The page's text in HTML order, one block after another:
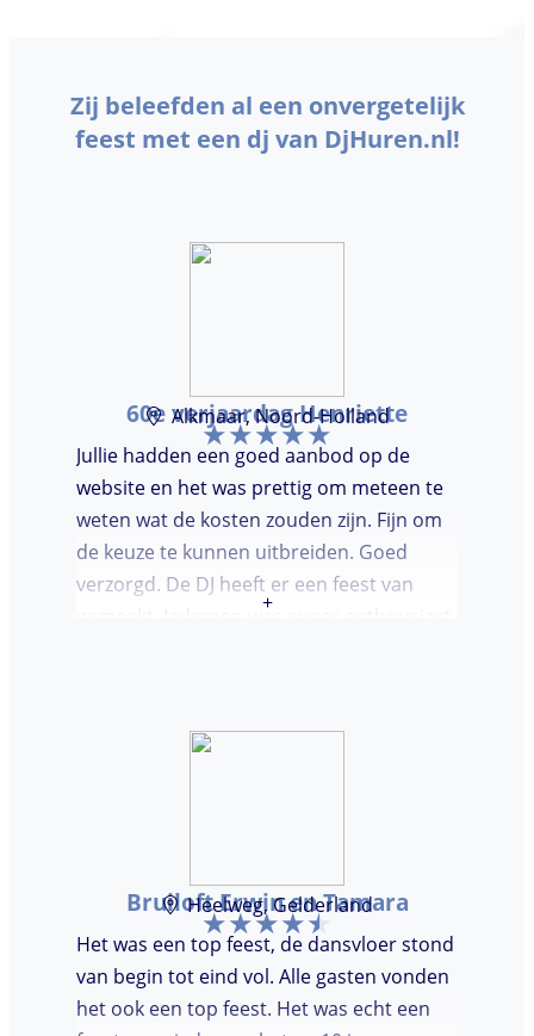
Zij beleefden al een onvergetelijk
feest met een dj van DjHuren.nl!
60e verjaardag Henriette
Alkmaar, Noord-Holland
Jullie hadden een goed aanbod op de
website en het was prettig om meteen te
weten wat de kosten zouden zijn. Fijn om
de keuze te kunnen uitbreiden. Goed
verzorgd. De DJ heeft er een feest van
gemaakt. Iedereen was super enthousiast,
ik en mijn gasten genieten nog heerlijk na.
+
Bruiloft Erwin en Tamara
Heelweg, Gelderland
Het was een top feest, de dansvloer stond
van begin tot eind vol. Alle gasten vonden
het ook een top feest. Het was echt een